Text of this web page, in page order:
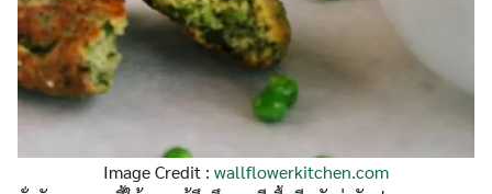
Image Credit : wallflowerkitchen.com